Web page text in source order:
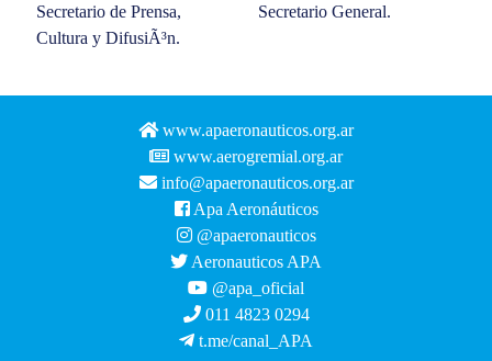
Secretario de Prensa,
Cultura y DifusiÃ³n.
Secretario General.
www.apaeronauticos.org.ar
www.aerogremial.org.ar
info@apaeronauticos.org.ar
Apa Aeronáuticos
@apaeronauticos
Aeronauticos APA
@apa_oficial
011 4823 0294
t.me/canal_APA